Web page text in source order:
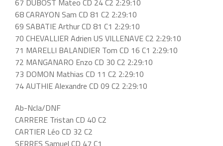
68 CARAYON Sam CD 81 C2 2:29:10
69 SABATIE Arthur CD 81 C1 2:29:10
70 CHEVALLIER Adrien US VILLENAVE C2 2:29:10
71 MARELLI BALANDIER Tom CD 16 C1 2:29:10
72 MANGANARO Enzo CD 30 C2 2:29:10
73 DOMON Mathias CD 11 C2 2:29:10
74 AUTHIE Alexandre CD 09 C2 2:29:10
Ab-Ncla/DNF
CARRERE Tristan CD 40 C2
CARTIER Léo CD 32 C2
SERRES Samuel CD 47 C1